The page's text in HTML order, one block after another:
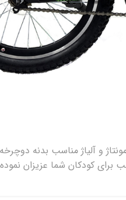
و آلیاژ مناسب بدنه
برای کودکان شما عزیزان